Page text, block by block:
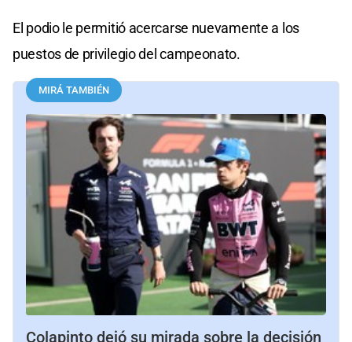
El podio le permitió acercarse nuevamente a los
puestos de privilegio del campeonato.
MIRÁ TAMBIÉN
Colapinto dejó su mirada sobre la decisión